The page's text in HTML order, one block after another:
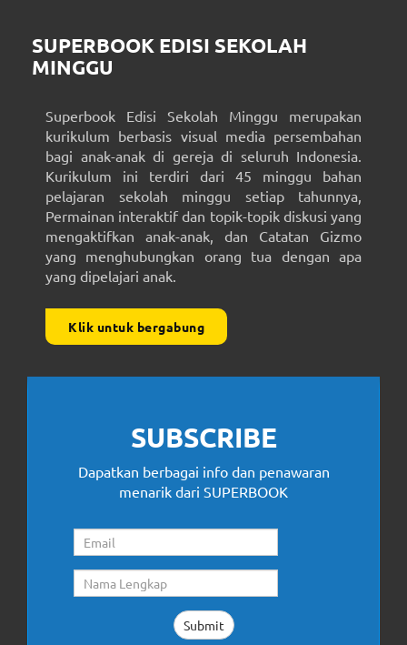
SUPERBOOK EDISI SEKOLAH
MINGGU
Superbook Edisi Sekolah Minggu merupakan
kurikulum berbasis visual media persembahan
bagi anak-anak di gereja di seluruh Indonesia.
Kurikulum ini terdiri dari 45 minggu bahan
pelajaran sekolah minggu setiap tahunnya,
Permainan interaktif dan topik-topik diskusi yang
mengaktifkan anak-anak, dan Catatan Gizmo
yang menghubungkan orang tua dengan apa
yang dipelajari anak.
Klik untuk bergabung
SUBSCRIBE
Dapatkan berbagai info dan penawaran
menarik dari SUPERBOOK